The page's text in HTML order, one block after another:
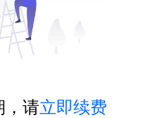
，请立即续费